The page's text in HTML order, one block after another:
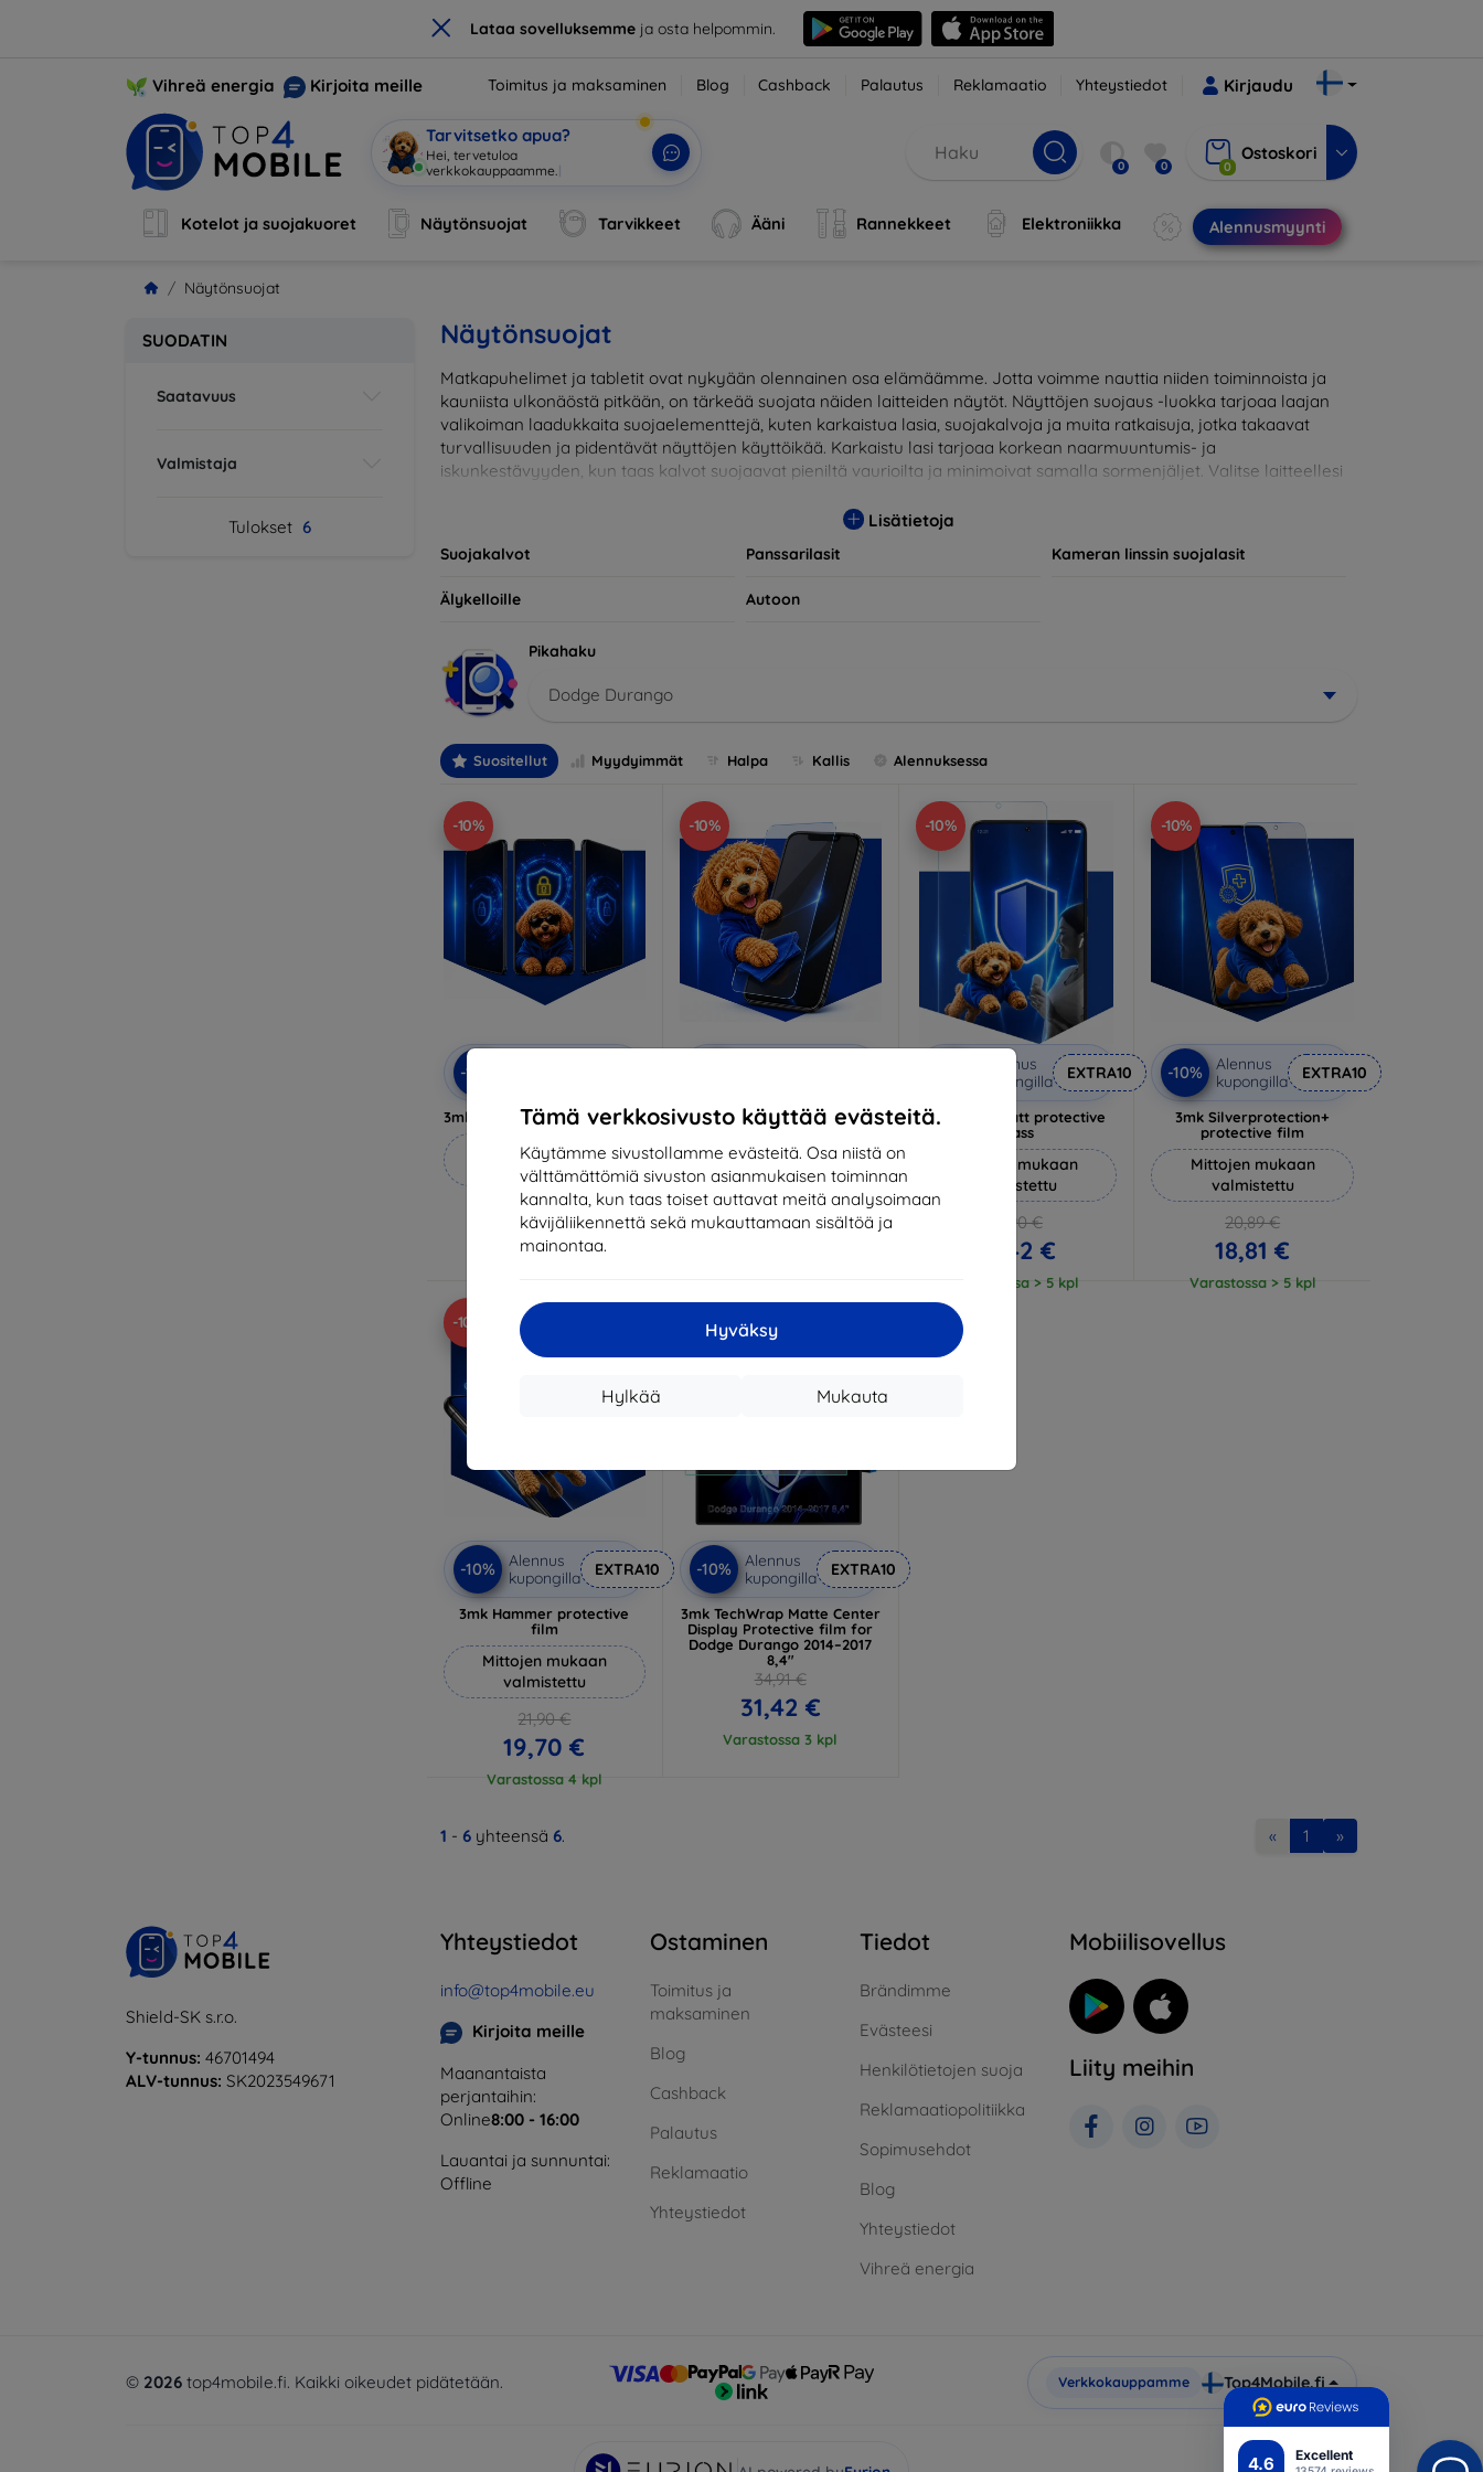
× Lataa sovelluksemmeja osta helpommin.
4.6 Excellent
Tämä verkkosivusto käyttää evästeitä.
Käytämme sivustollamme evästeitä. Osa niistä on
välttämättömiä sivuston asianmukaisen toiminnan
kannalta, kun taas toiset auttavat meitä analysoimaan
kävijäliikennettä sekä mukauttamaan sisältöä ja
mainontaa.
Hyväksy
Mukauta
Hylkää
Vihreä energia Kirjoita meille Toimitus ja maksaminen Blog Cashback Palautus Reklamaatio Yhteystiedot Kirjaudu
Tarvitsetko apua?
Hei, tervetuloa verkko 0 0 0
Ostoskori
Kotelot ja suojakuoret Näytönsuojat Tarvikkeet Ääni Rannekkeet Elektroniikka Alennusmyynti
Näytönsuojat
SUODATIN
Saatavuus
Valmistaja
Tulokset 6
Näytönsuojat
Matkapuhelimet ja tabletit ovat nykyään olennainen osa elämäämme. Jotta voimme nauttia niiden toiminnoista ja
kauniista ulkonäöstä pitkään, on tärkeää suojata näiden laitteiden näytöt. Näyttöjen suojaus -luokka tarjoaa laajan
valikoiman laadukkaita suojaelementtejä, kuten karkaistua lasia, suojakalvoja ja muita ratkaisuja, jotka takaavat
turvallisuuden ja pidentävät näyttöjen käyttöikää. Karkaistu lasi tarjoaa korkean naarmuuntumis- ja
iskunkestävyyden, kun taas kalvot suojaavat pieniltä vaurioilta ja minimoivat samalla sormenjäljet. Valitse laitteellesi
yhteensopivia useiden eri merkkien ja mallien kanssa, mikä takaa, että jokainen asiakas löytää laitteelleen
Lisätietoja
Suojakalvot Panssarilasit Kameran linssin suojalasit
Älykelloille Autoon
Pikahaku
Dodge Durango
Suositellut Myydyimmät Halpa Kallis Alennuksessa
-10%
-10%
3mk Privacy protective glass
Mittojen mukaan
valmistettu
22,90 €
20,61 €
-10%
3mk Anti-Shock protective
glass
Mittojen mukaan
valmistettu
18,90 €
-10%
Alennus
kupongilla
EXTRA10
3mk Pure Matt protective
glass
Mittojen mukaan
valmistettu
14,90 €
13,42 €
Varastossa > 5 kpl
-10%
-10%
Alennus
kupongilla
EXTRA10
3mk Silverprotection+
protective film
Mittojen mukaan
valmistettu
20,89 €
18,81 €
Varastossa > 5 kpl
-10%
-10%
Alennus
kupongilla
EXTRA10
3mk Hammer protective
film
Mittojen mukaan
valmistettu
21,90 €
19,70 €
Varastossa 4 kpl
-10%
-10%
Alennus
kupongilla
EXTRA10
3mk TechWrap Matte Center
Display Protective film for
Dodge Durango 2014–2017
8,4"
34,91 €
31,42 €
Varastossa 3 kpl
1 - 6 yhteensä 6. « 1 »
Shield-SK s.r.o.
Y-tunnus: 46701494
ALV-tunnus: SK2023549671
Yhteystiedot
info@top4mobile.eu
Kirjoita meille
Maanantaista
perjantaihin:
Online8:00 - 16:00
Lauantai ja sunnuntai:
Offline
Ostaminen
Toimitus ja
maksaminen
Blog
Cashback
Palautus
Reklamaatio
Yhteystiedot
Tiedot
Brändimme
Evästeesi
Henkilötietojen suoja
Reklamaatiopolitiikka
Sopimusehdot
Blog
Yhteystiedot
Vihreä energia
Mobiilisovellus
Liity meihin
© 2026 top4mobile.fi. Kaikki oikeudet pidätetään. Verkkokauppamme Top4Mobile.fi